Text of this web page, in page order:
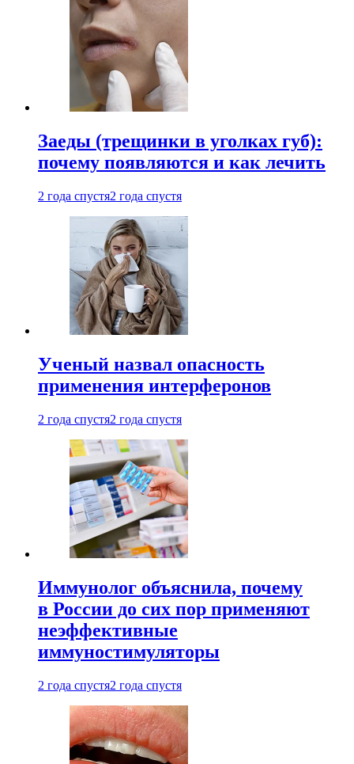
Заеды (трещинки в уголках губ):
почему появляются и как лечить
2 года спустя2 года спустя
Ученый назвал опасность
применения интерферонов
2 года спустя2 года спустя
Иммунолог объяснила, почему
в России до сих пор применяют
неэффективные
иммуностимуляторы
2 года спустя2 года спустя